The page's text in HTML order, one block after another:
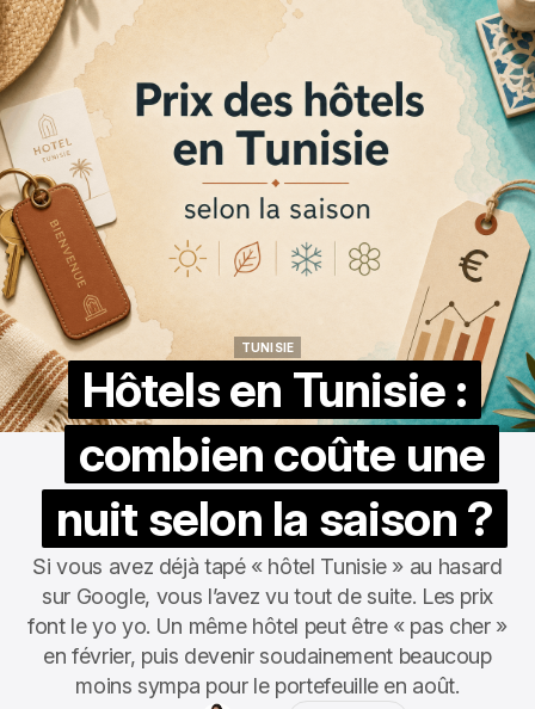
TUNISIE
Hôtels en Tunisie :
combien coûte une
nuit selon la saison ?
Si vous avez déjà tapé « hôtel Tunisie » au hasard
sur Google, vous l’avez vu tout de suite. Les prix
font le yo yo. Un même hôtel peut être « pas cher »
en février, puis devenir soudainement beaucoup
moins sympa pour le portefeuille en août.